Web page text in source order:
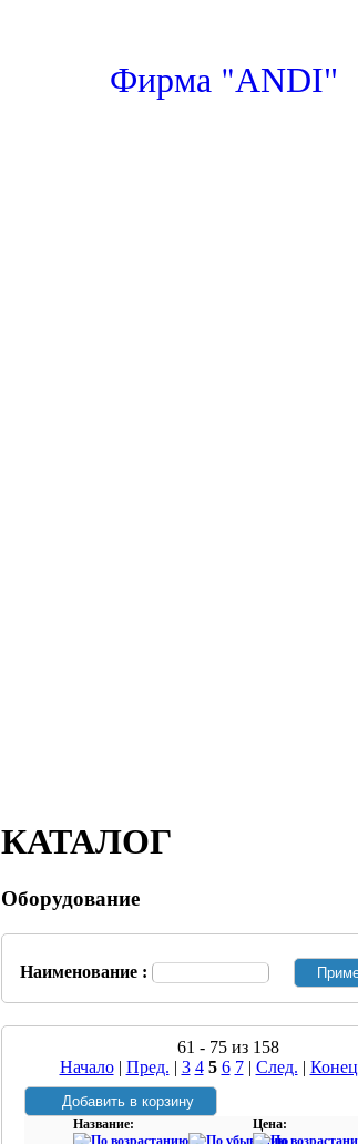
Фирма "ANDI"
КАТАЛОГ
Оборудование
Наименование :
61 - 75 из 158
Начало| Пред. | 3 4 5 6 7| След. | Конец
Название: Цена: